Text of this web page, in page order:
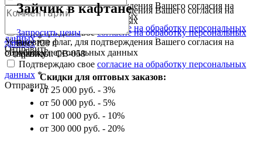
Установите флаг, для подтверждения Вашего согласия на
обработку персональных данных
Подтверждаю свое
согласие на обработку персональных
данных *
Отправить
Установите флаг, для подтверждения Вашего согласия на
обработку персональных данных
Подтверждаю своесогласие на обработку персональных
данных *
Отправить
Установите флаг, для подтверждения Вашего согласия на
обработку персональных данных
Подтверждаю свое согласие на обработку персональных
данных *
Отправить
Зайчик в кафтане
Запросить цены
Вес: 120 г
Артикул: СВ-058
Скидки для оптовых заказов:
от 25 000 руб. - 3%
от 50 000 руб. - 5%
от 100 000 руб. - 10%
от 300 000 руб. - 20%